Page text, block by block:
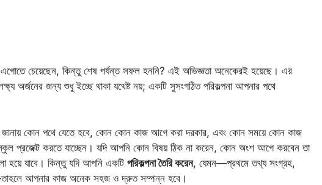
চেয়েছেন, কিন্তু শেষ পর্যন্ত সফল হননি? এই অভিজ্ঞতা অনেকেরই হয়েছে। এর
অর্জনের জন্য শুধু ইচ্ছে থাকা যথেষ্ট নয়; একটি সুসংগঠিত পরিকল্পনা আপনার পথে
জানায় কোন পথে যেতে হবে, কোন কোন কাজ আগে করা দরকার, এবং কোন সময়ে কোন কাজ
প্রজেক্ট করতে যাচ্ছেন। যদি আপনি কোন বিষয় ঠিক না করেন, কোন অংশ আগে করবেন তা
হয়ে যাবে। কিন্তু যদি আপনি একটি পরিকল্পনা তৈরি করেন, যেমন—প্রথমে তথ্য সংগ্রহ,
আপনার কাজ অনেক সহজ ও দ্রুত সম্পন্ন হবে।